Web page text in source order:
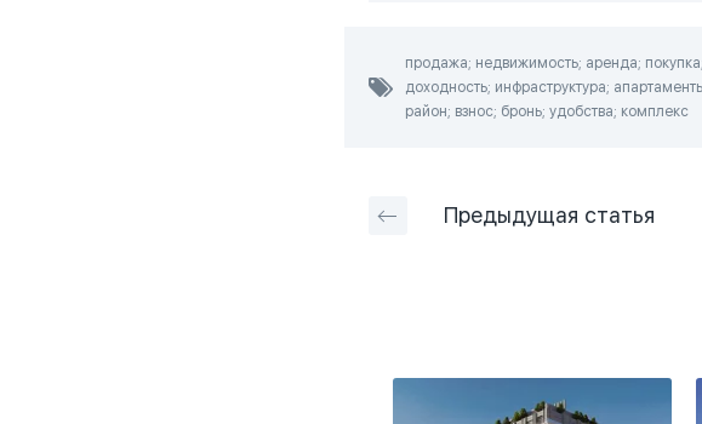
продажа; недвижимость; аренда;
доходность; инфраструктура;
район; взнос; бронь; удобства; комплекс
Предыдущая статья